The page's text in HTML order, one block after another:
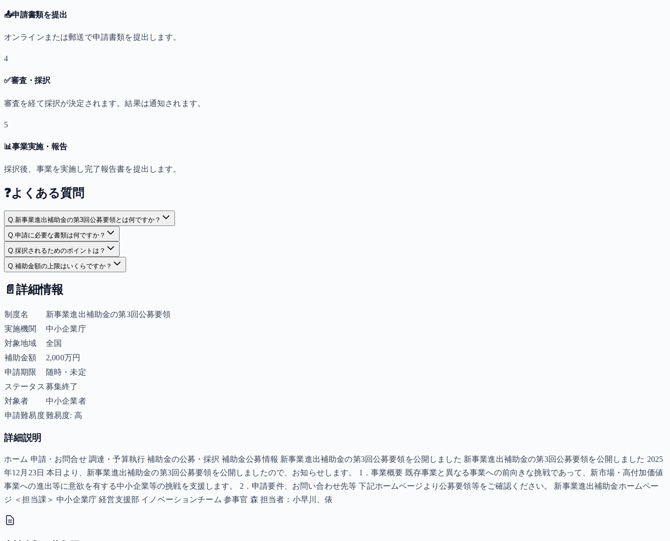
📤申請書類を提出
オンラインまたは郵送で申請書類を提出します。
4
✅審査・採択
審査を経て採択が決定されます。結果は通知されます。
5
📊事業実施・報告
採択後、事業を実施し完了報告書を提出します。
❓よくある質問
Q.新事業進出補助金の第3回公募要領とは何ですか？
Q.申請に必要な書類は何ですか？
Q.採択されるためのポイントは？
Q.補助金額の上限はいくらですか？
📄 詳細情報
制度名
新事業進出補助金の第3回公募要領
実施機関
中小企業庁
対象地域
全国
補助金額
2,000万円
申請期限
随時・未定
ステータス 募集終了
対象者
中小企業者
申請難易度難易度: 高
詳細説明
ホーム 申請・お問合せ 調達・予算執行 補助金の公募・採択 補助金公募情報 新事業進出補助金の第3回公募要領を公開しました 新事業進出補助金の第3回公募要領を公開しました 2025
年12月23日 本日より、新事業進出補助金の第3回公募要領を公開しましたので、お知らせします。 1．事業概要 既存事業と異なる事業への前向きな挑戦であって、新市場・高付加価値
事業への進出等に意欲を有する中小企業等の挑戦を支援します。 2．申請要件、お問い合わせ先等 下記ホームページより公募要領等をご確認ください。 新事業進出補助金ホームペー
ジ ＜担当課＞ 中小企業庁 経営支援部 イノベーションチーム 参事官 森 担当者：小早川、俵